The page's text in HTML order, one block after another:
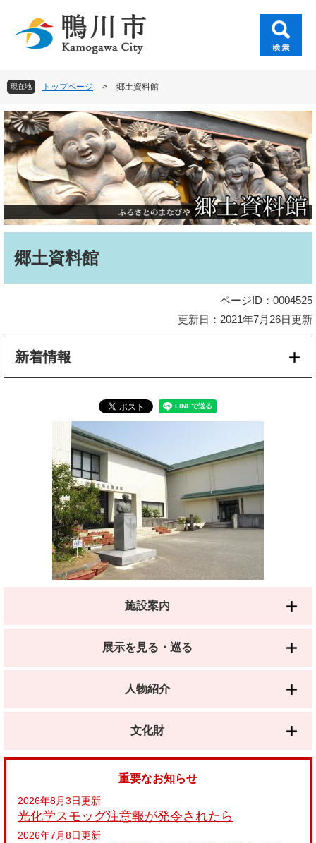
頭
で
す
。
飛
ば
し
て
本
文
へ
現在地 トップページ > 郷土資料館
郷土資料館
ページID：0004525
更新日：2021年7月26日更新
新着情報
施設案内
展示を見る・巡る
人物紹介
文化財
重要なお知らせ
2026年8月3日更新
光化学スモッグ注意報が発令されたら
2026年7月8日更新